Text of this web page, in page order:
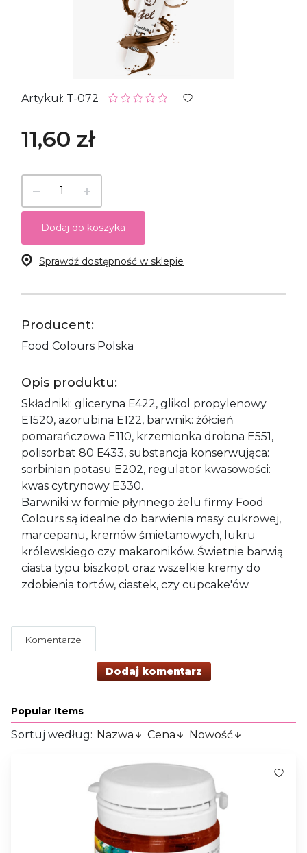
Artykuł: T-072
11,60 zł
Dodaj do koszyka
Sprawdź dostępność w sklepie
Producent:
Food Colours Polska
Opis produktu:
Składniki: gliceryna E422, glikol propylenowy
E1520, azorubina E122, barwnik: żółcień
pomarańczowa E110, krzemionka drobna E551,
polisorbat 80 E433, substancja konserwująca:
sorbinian potasu E202, regulator kwasowości:
kwas cytrynowy E330.
Barwniki w formie płynnego żelu firmy Food
Colours są idealne do barwienia masy cukrowej,
marcepanu, kremów śmietanowych, lukru
królewskiego czy makaroników. Świetnie barwią
ciasta typu biszkopt oraz wszelkie kremy do
zdobienia tortów, ciastek, czy cupcake'ów.
Komentarze
Dodaj komentarz
Popular Items
Sortuj według: Nazwa Cena Nowość